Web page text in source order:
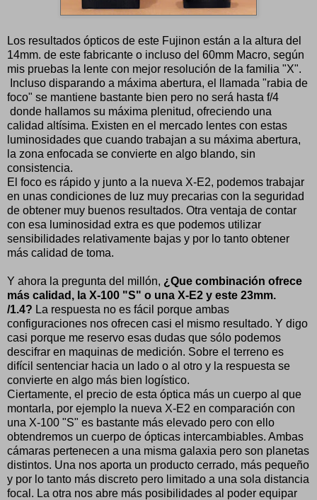
Los resultados ópticos de este Fujinon están a la altura del
14mm. de este fabricante o incluso del 60mm Macro, según
mis pruebas la lente con mejor resolución de la familia "X".
Incluso disparando a máxima abertura, el llamada "rabia de
foco" se mantiene bastante bien pero no será hasta f/4
donde hallamos su máxima plenitud, ofreciendo una
calidad altísima. Existen en el mercado lentes con estas
luminosidades que cuando trabajan a su máxima abertura,
la zona enfocada se convierte en algo blando, sin
consistencia.
El foco es rápido y junto a la nueva X-E2, podemos trabajar
en unas condiciones de luz muy precarias con la seguridad
de obtener muy buenos resultados. Otra ventaja de contar
con esa luminosidad extra es que podemos utilizar
sensibilidades relativamente bajas y por lo tanto obtener
más calidad de toma.
Y ahora la pregunta del millón, ¿Que combinación ofrece
más calidad, la X-100 "S" o una X-E2 y este 23mm.
/1.4? La respuesta no es fácil porque ambas
configuraciones nos ofrecen casi el mismo resultado. Y digo
casi porque me reservo esas dudas que sólo podemos
descifrar en maquinas de medición. Sobre el terreno es
difícil sentenciar hacia un lado o al otro y la respuesta se
convierte en algo más bien logístico.
Ciertamente, el precio de esta óptica más un cuerpo al que
montarla, por ejemplo la nueva X-E2 en comparación con
una X-100 "S" es bastante más elevado pero con ello
obtendremos un cuerpo de ópticas intercambiables. Ambas
cámaras pertenecen a una misma galaxia pero son planetas
distintos. Una nos aporta un producto cerrado, más pequeño
y por lo tanto más discreto pero limitado a una sola distancia
focal. La otra nos abre más posibilidades al poder equipar